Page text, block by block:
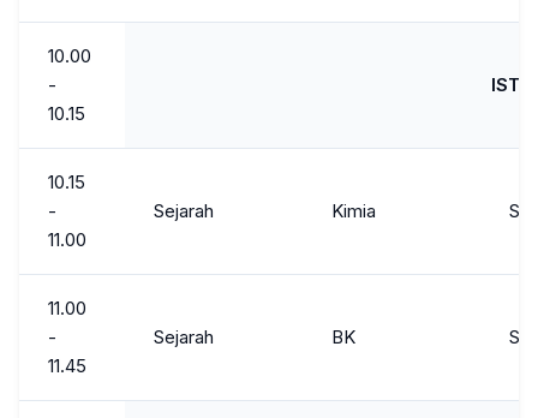
10.00
-
10.15
10.15
-
11.00
Sejarah Kimia
11.00
-
11.45
Sejarah BK